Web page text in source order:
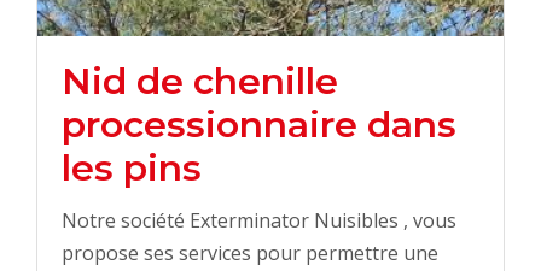
Nid de chenille
processionnaire dans
les pins
Notre société Exterminator Nuisibles , vous
propose ses services pour permettre une